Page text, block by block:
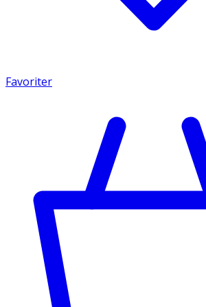
Favoriter